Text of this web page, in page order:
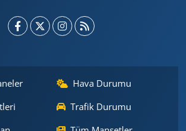
Hava Durumu
Trafik Durumu